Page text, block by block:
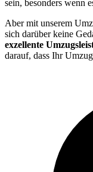
sein, besonders wenn
Aber mit unserem
sich darüber keine
exzellente
darauf, dass Ihr